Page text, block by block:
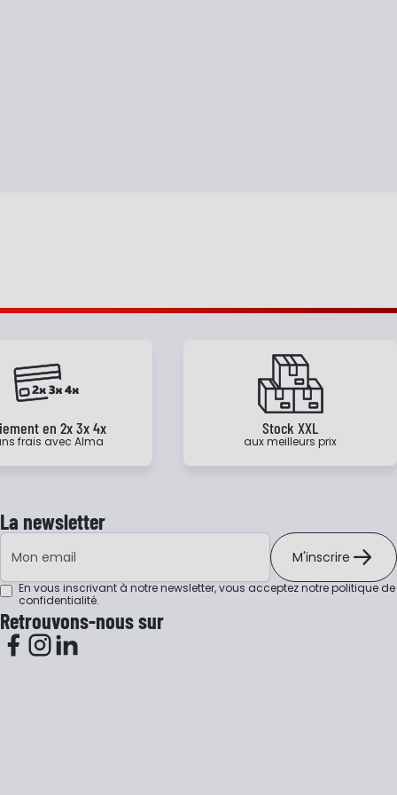
en 2x 3x 4x
frais avec Alma
Stock XXL
aux meilleurs prix
La newsletter
Adresse e-mail
M'inscrire
En vous inscrivant à notre newsletter, vous acceptez notrepolitique de
confidentialité.
Retrouvons-nous sur